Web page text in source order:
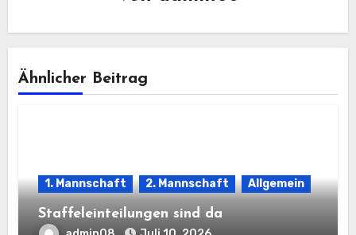
Ähnlicher Beitrag
1. Mannschaft 2. Mannschaft Allgemein
Staffeleinteilungen sind da